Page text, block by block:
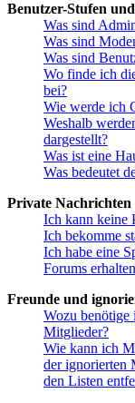
Benutzer-Stufen
Was sind
Was sind
Was sind
Wo finde ich
bei?
Wie werde ich
Weshalb
dargestellt?
Was ist eine
Was bedeutet
Private Nachrichten
Ich kann keine
Ich bekomme
Ich habe eine
Forums
Freunde und
Wozu benötige
Mitglieder?
Wie kann ich
der ignorierten
den Listen